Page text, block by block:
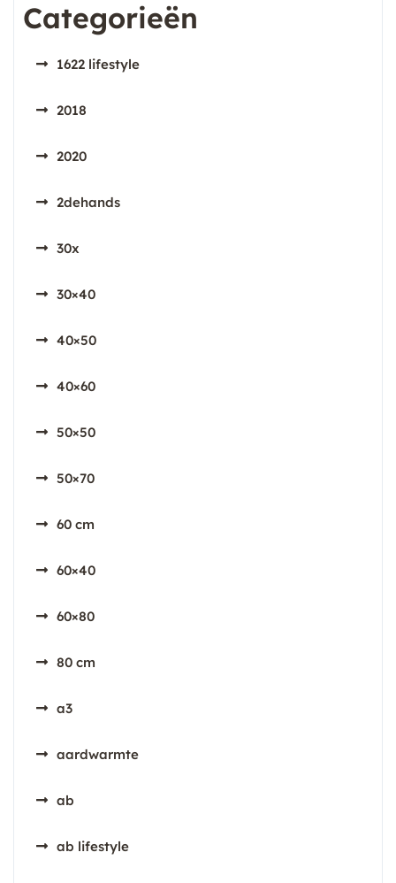
Categorieën
1622 lifestyle
2018
2020
2dehands
30x
30×40
40×50
40×60
50×50
50×70
60 cm
60×40
60×80
80 cm
a3
aardwarmte
ab
ab lifestyle